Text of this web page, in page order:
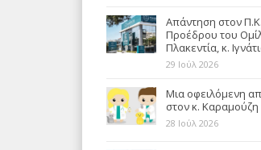
Απάντηση στον
Προέδρου του
Πλακεντία, κ.
29 Ιούλ 2026
Μια οφειλόμενη
στον κ. Καραμούζη
28 Ιούλ 2026